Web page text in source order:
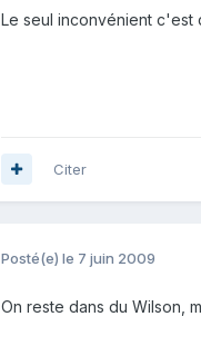
Le seul inconvénient
Citer
Posté(e) le 7 juin 2009
On reste dans du Wilson,